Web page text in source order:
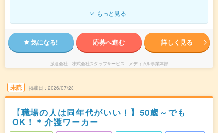
もっと見る
気になる! 応募へ進む 詳しく見る
派遣会社 株式会社スタッフサービス メディカル事業本部
未読 掲載日 2026/07/28
【職場の人は同年代がいい！】50歳～でも
OK！＊介護ワーカー